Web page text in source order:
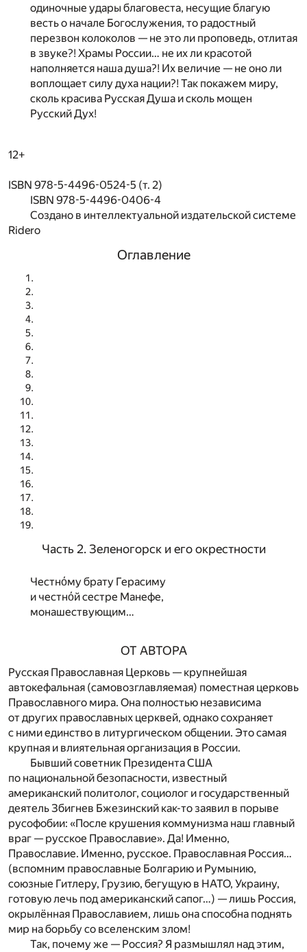
одиночные удары благовеста, несущие благую
весть о начале Богослужения, то радостный
перезвон колоколов — не это ли проповедь, отлитая
в звуке?! Храмы России… не их ли красотой
наполняется наша душа?! Их величие — не оно ли
воплощает силу духа нации?! Так покажем миру,
сколь красива Русская Душа и сколь мощен
Русский Дух!
12+
ISBN 978-5-4496-0524-5 (т. 2)
ISBN 978-5-4496-0406-4
Создано в интеллектуальной издательской системе
Ridero
Оглавление
Часть 2. Зеленогорск и его окрестности
Честнόму брату Герасиму
и честнόй сестре Манефе,
монашествующим…
ОТ АВТОРА
Русская Православная Церковь — крупнейшая
автокефальная (самовозглавляемая) поместная церковь
Православного мира. Она полностью независима
от других православных церквей, однако сохраняет
с ними единство в литургическом общении. Это самая
крупная и влиятельная организация в России.
Бывший советник Президента США
по национальной безопасности, известный
американский политолог, социолог и государственный
деятель Збигнев Бжезинский как-то заявил в порыве
русофобии: «После крушения коммунизма наш главный
враг — русское Православие». Да! Именно,
Православие. Именно, русское. Православная Россия…
(вспомним православные Болгарию и Румынию,
союзные Гитлеру, Грузию, бегущую в НАТО, Украину,
готовую лечь под американский сапог…) — лишь Россия,
окрылённая Православием, лишь она способна поднять
мир на борьбу со вселенским злом!
Так, почему же — Россия? Я размышлял над этим,